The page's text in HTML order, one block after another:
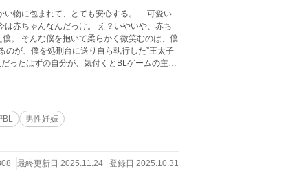
まれて、とても安心する。 「可愛い
のが、僕を処刑台に送り自ら執行した”王太子
くて「あー…食べたい」と接触過多な日々を
BL 男性妊娠
最終更新日 2025.11.24 登録日 2025.10.31